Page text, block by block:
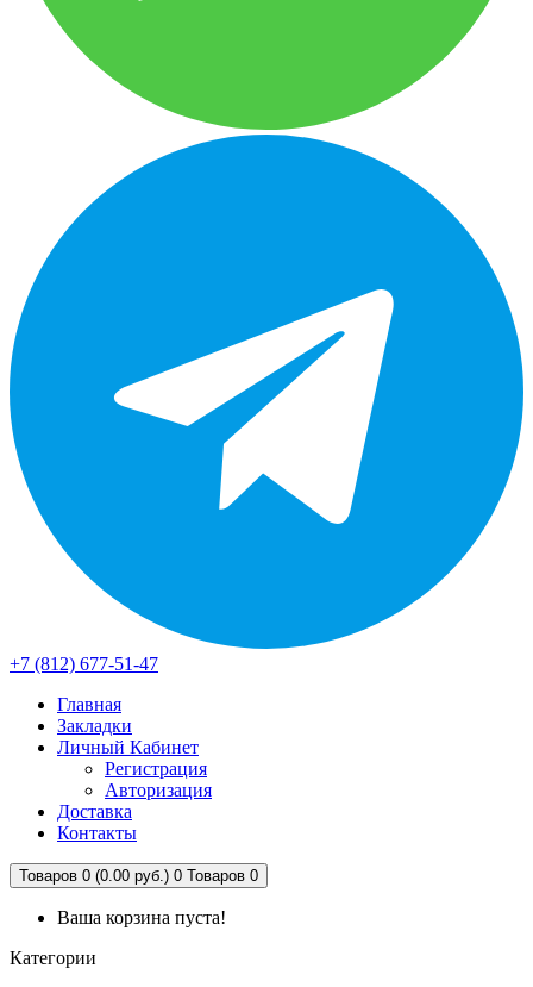
+7 (812) 677-51-47
Главная
Закладки
Личный Кабинет
Регистрация
Авторизация
Доставка
Контакты
Товаров 0 (0.00 руб.) 0 Товаров 0
Ваша корзина пуста!
Категории